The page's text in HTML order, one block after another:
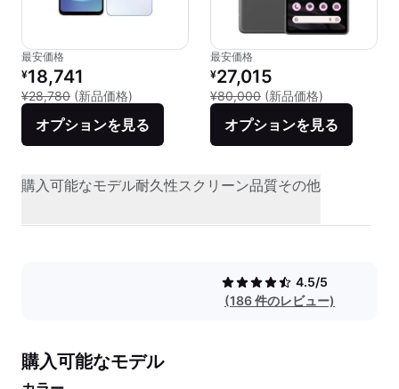
最安価格
リファービッシュ品の価格：
¥18,741
¥28,780 (新品価格) 新品との比較：¥28,780
オプションを見る
最安価格
リファービッシュ品の価格：
¥27,015
¥80,000 (新品価格)
オプションを見る
購入可能なモデル耐久性スクリーン品質その他
4.5/5
(186 件のレビュー)
購入可能なモデル